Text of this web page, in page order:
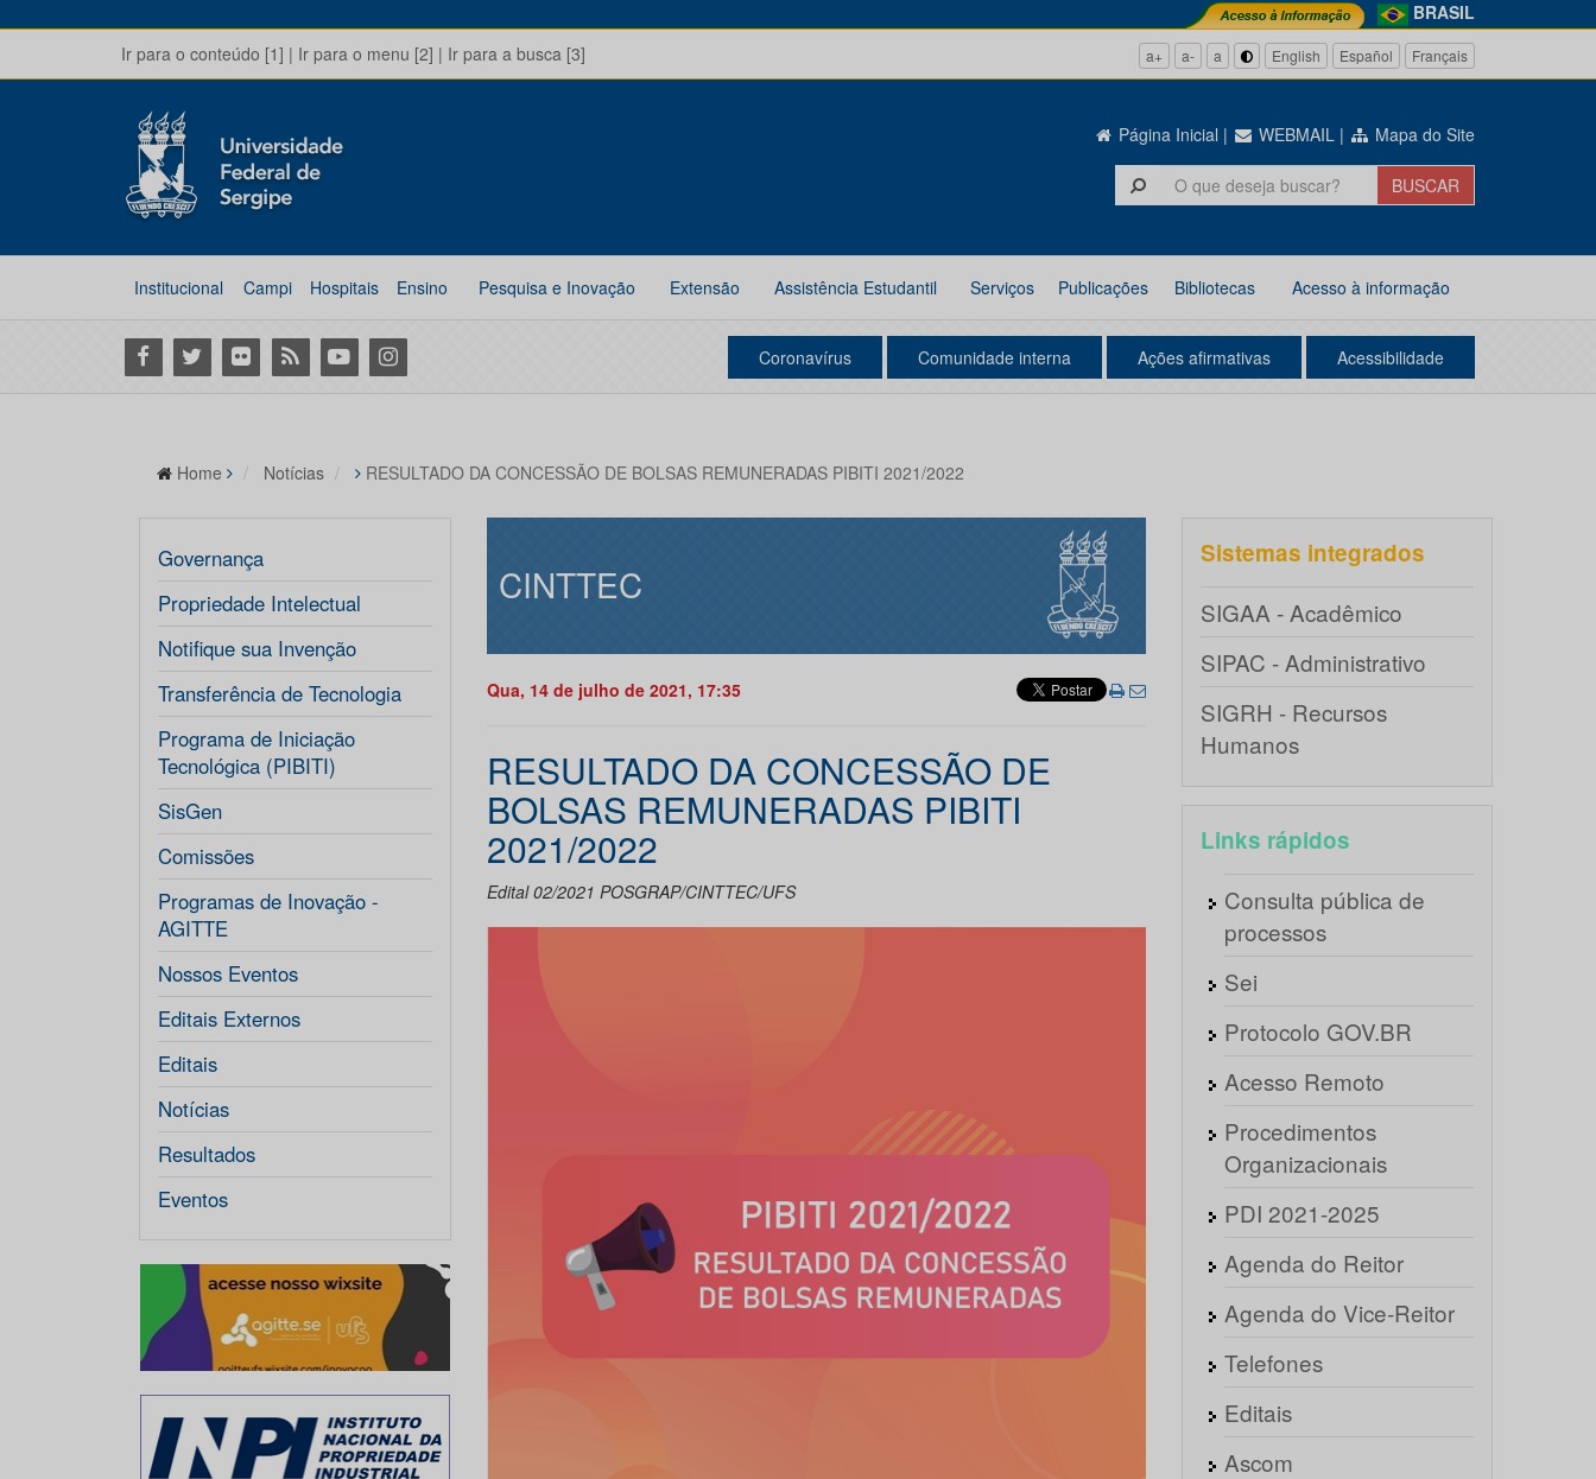
BRASIL
Ir para o conteúdo [1] | Ir para o menu [2] | Ir para a busca [3] a+ a- a English Español Français
Página Inicial | WEBMAIL | Mapa do Site
Institucional Campi Hospitais Ensino Pesquisa e Inovação Extensão Assistência Estudantil Serviços Publicações Bibliotecas Acesso à informação
Facebook
Twitter Flickr RSS YoutubeInstagram Coronavírus Comunidade interna Ações afirmativas Acessibilidade
Home Notícias RESULTADO DA CONCESSÃO DE BOLSAS REMUNERADAS PIBITI 2021/2022
Governança
Propriedade Intelectual
Notifique sua Invenção
Transferência de Tecnologia
Programa de Iniciação
Tecnológica (PIBITI)
SisGen
Comissões
Programas de Inovação -
AGITTE
Nossos Eventos
Editais Externos
Editais
Notícias
Resultados
Eventos
CINTTEC
Qua, 14 de julho de 2021, 17:35
RESULTADO DA CONCESSÃO DE
BOLSAS REMUNERADAS PIBITI
2021/2022
Edital 02/2021 POSGRAP/CINTTEC/UFS
Sistemas integrados
SIGAA - Acadêmico
SIPAC - Administrativo
SIGRH - Recursos
Humanos
Links rápidos
Consulta pública de
processos
Sei
Protocolo GOV.BR
Acesso Remoto
Procedimentos
Organizacionais
PDI 2021-2025
Agenda do Reitor
Agenda do Vice-Reitor
Telefones
Editais
Ascom